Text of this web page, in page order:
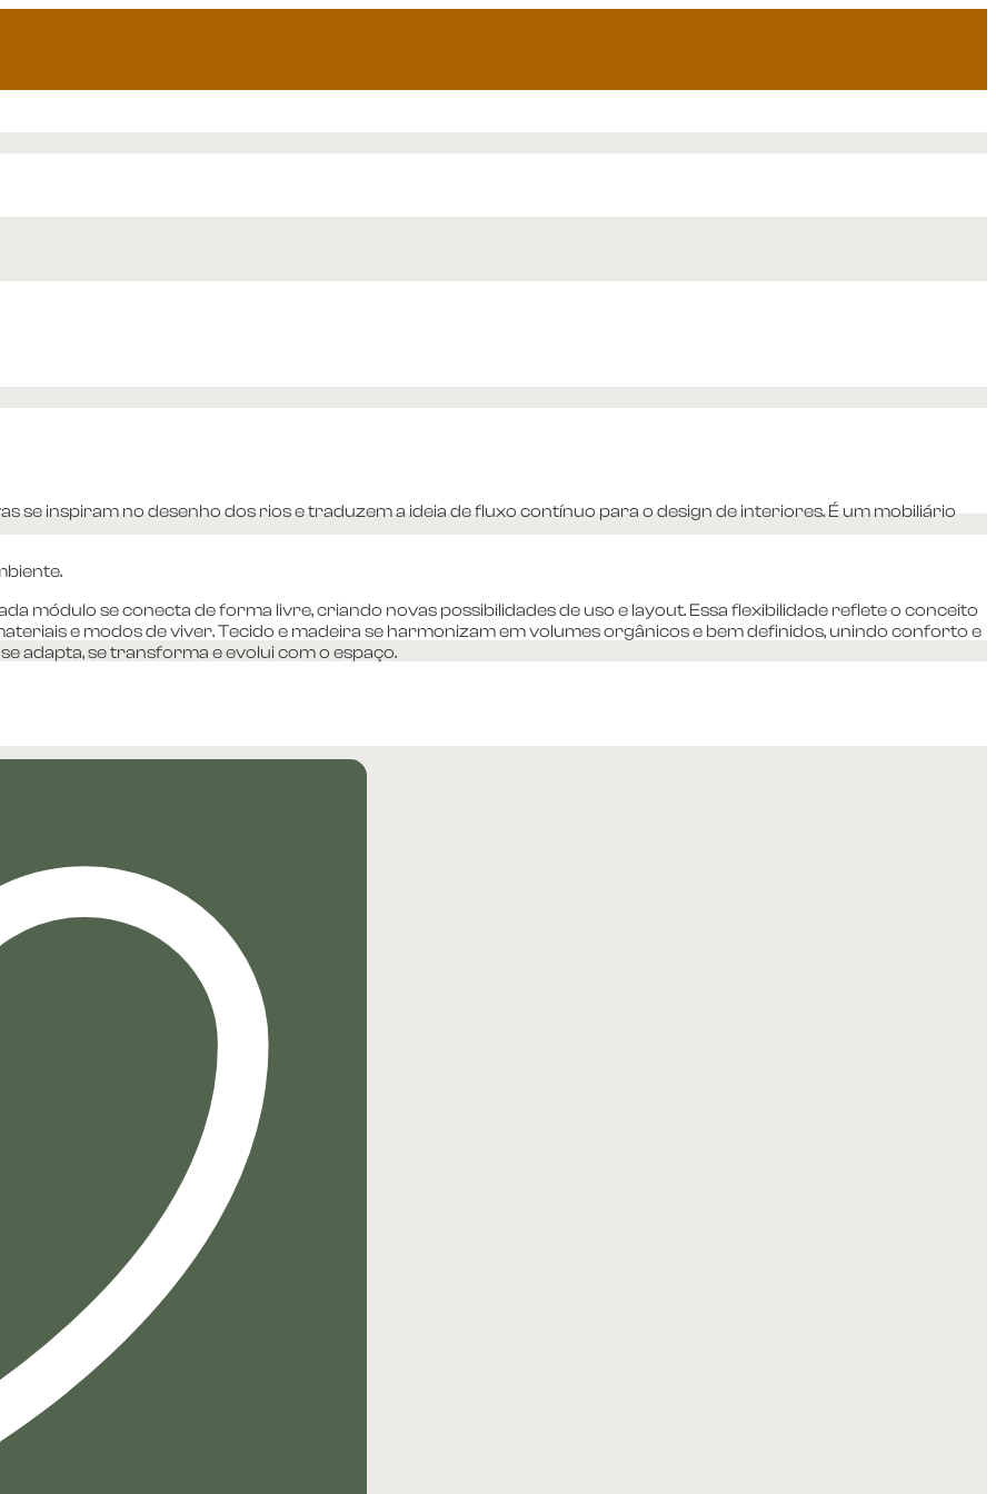
se inspiram no desenho dos rios e traduzem a ideia de fluxo contínuo para o design de interiores. É um mobiliário
módulo se conecta de forma livre, criando novas possibilidades de uso e layout. Essa flexibilidade reflete o conceito
e modos de viver. Tecido e madeira se harmonizam em volumes orgânicos e bem definidos, unindo conforto e
adapta, se transforma e evolui com o espaço.